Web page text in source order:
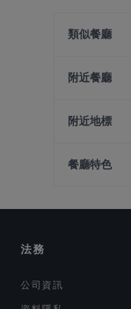
類似餐廳
Ichikokudo
5:59+ Cafe
附近餐廳
Club The
附近地標
餐廳特色
在 新加坡
法務
公司資訊